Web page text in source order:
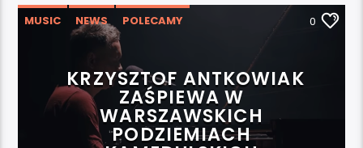
MUSIC NEWS
POLECAMY
0
KRZYSZTOF ANTKOWIAK
ZAŚPIEWA W
WARSZAWSKICH
PODZIEMIACH